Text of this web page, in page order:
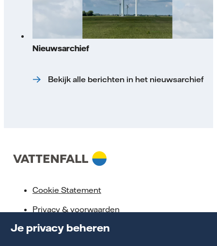
Je privacy beheren
Nieuwsarchief
Bekijk alle berichten in het nieuwsarchief
Cookie Statement
Privacy & voorwaarden
Klokkenluidersregeling